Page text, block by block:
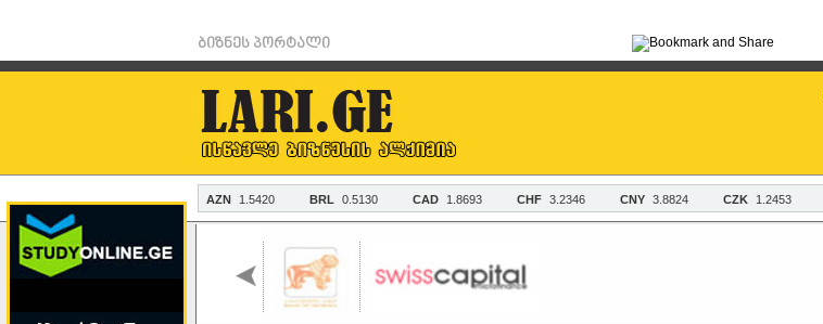
ბიზნეს პორტალი